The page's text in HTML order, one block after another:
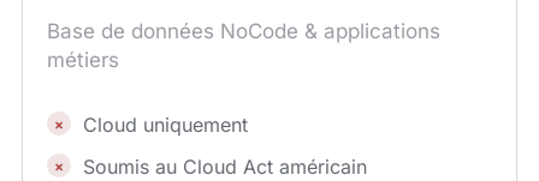
Base de données NoCode & applications
métiers
Cloud uniquement
Soumis au Cloud Act américain